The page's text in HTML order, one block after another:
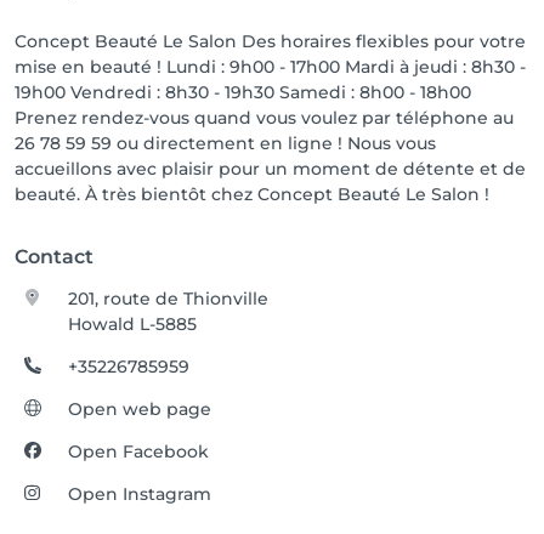
Concept Beauté Le Salon Des horaires flexibles pour votre
mise en beauté ! Lundi : 9h00 - 17h00 Mardi à jeudi : 8h30 -
19h00 Vendredi : 8h30 - 19h30 Samedi : 8h00 - 18h00
Prenez rendez-vous quand vous voulez par téléphone au
26 78 59 59 ou directement en ligne ! Nous vous
accueillons avec plaisir pour un moment de détente et de
beauté. À très bientôt chez Concept Beauté Le Salon !
Contact
201, route de Thionville
Howald L-5885
+35226785959
Open web page
Open Facebook
Open Instagram